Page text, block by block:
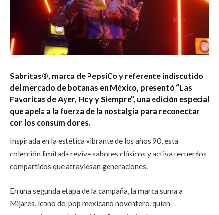
Sabritas®️, marca de PepsiCo y referente indiscutido
del mercado de botanas en México, presentó “Las
Favoritas de Ayer, Hoy y Siempre”, una edición especial
que apela a la fuerza de la nostalgia para reconectar
con los consumidores.
Inspirada en la estética vibrante de los años 90, esta
colección limitada revive sabores clásicos y activa recuerdos
compartidos que atraviesan generaciones.
En una segunda etapa de la campaña, la marca suma a
Mijares, ícono del pop mexicano noventero, quien